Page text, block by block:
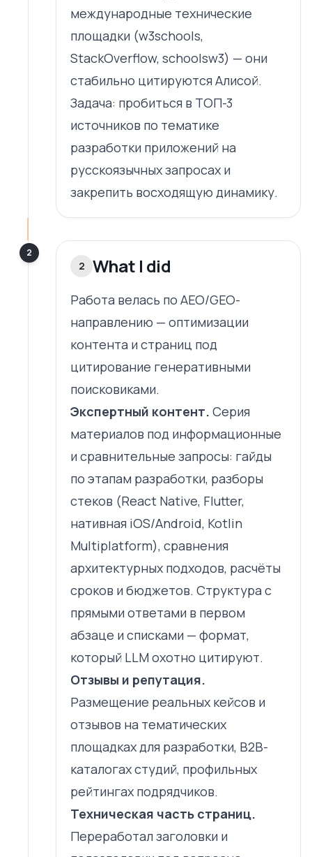
международные технические
площадки (w3schools,
StackOverflow, schoolsw3) — они
стабильно цитируются Алисой.
Задача: пробиться в ТОП-3
источников по тематике
разработки приложений на
русскоязычных запросах и
закрепить восходящую динамику.
2
2 What I did
Работа велась по AEO/GEO-
направлению — оптимизации
контента и страниц под
цитирование генеративными
поисковиками.
Экспертный контент. Серия
материалов под информационные
и сравнительные запросы: гайды
по этапам разработки, разборы
стеков (React Native, Flutter,
нативная iOS/Android, Kotlin
Multiplatform), сравнения
архитектурных подходов, расчёты
сроков и бюджетов. Структура с
прямыми ответами в первом
абзаце и списками — формат,
который LLM охотно цитируют.
Отзывы и репутация.
Размещение реальных кейсов и
отзывов на тематических
площадках для разработки, B2B-
каталогах студий, профильных
рейтингах подрядчиков.
Техническая часть страниц.
Переработал заголовки и